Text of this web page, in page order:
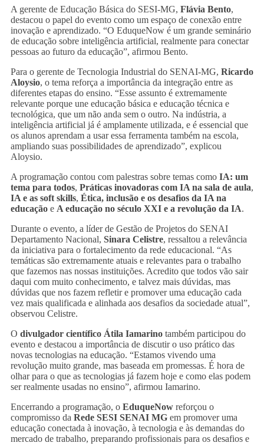
A gerente de Educação Básica do SESI-MG, Flávia Bento,
destacou o papel do evento como um espaço de conexão entre
inovação e aprendizado. “O EduqueNow é um grande seminário
de educação sobre inteligência artificial, realmente para conectar
pessoas ao futuro da educação”, afirmou Bento.
Para o gerente de Tecnologia Industrial do SENAI-MG, Ricardo
Aloysio, o tema reforça a importância da integração entre as
diferentes etapas do ensino. “Esse assunto é extremamente
relevante porque une educação básica e educação técnica e
tecnológica, que um não anda sem o outro. Na indústria, a
inteligência artificial já é amplamente utilizada, e é essencial que
os alunos aprendam a usar essa ferramenta também na escola,
ampliando suas possibilidades de aprendizado”, explicou
Aloysio.
A programação contou com palestras sobre temas como IA: um
tema para todos, Práticas inovadoras com IA na sala de aula,
IA e as soft skills, Ética, inclusão e os desafios da IA na
educação e A educação no século XXI e a revolução da IA.
Durante o evento, a líder de Gestão de Projetos do SENAI
Departamento Nacional, Sinara Celistre, ressaltou a relevância
da iniciativa para o fortalecimento da rede educacional. “As
temáticas são extremamente atuais e relevantes para o trabalho
que fazemos nas nossas instituições. Acredito que todos vão sair
daqui com muito conhecimento, e talvez mais dúvidas, mas
dúvidas que nos fazem refletir e promover uma educação cada
vez mais qualificada e alinhada aos desafios da sociedade atual”,
observou Celistre.
O divulgador científico Átila Iamarino também participou do
evento e destacou a importância de discutir o uso prático das
novas tecnologias na educação. “Estamos vivendo uma
revolução muito grande, mas baseada em promessas. É hora de
olhar para o que as tecnologias já fazem hoje e como elas podem
ser realmente usadas no ensino”, afirmou Iamarino.
Encerrando a programação, o EduqueNow reforçou o
compromisso da Rede SESI SENAI MG em promover uma
educação conectada à inovação, à tecnologia e às demandas do
mercado de trabalho, preparando profissionais para os desafios e